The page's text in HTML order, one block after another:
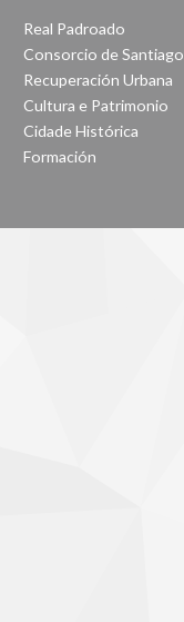
Real Padroado
Consorcio de Santiago
Recuperación Urbana
Cultura e Patrimonio
Cidade Histórica
Formación